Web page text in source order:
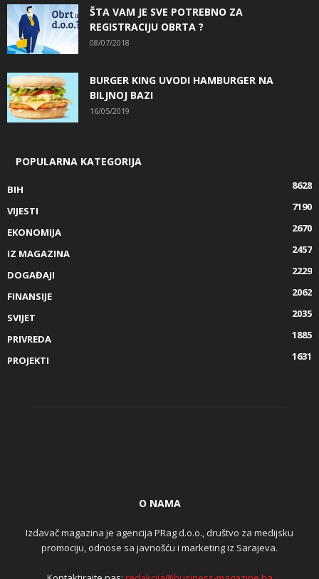
ŠTA VAM JE SVE POTREBNO ZA
REGISTRACIJU OBRTA ?
08/07/2018
BURGER KING UVODI HAMBURGER NA
BILJNOJ BAZI
16/05/2019
POPULARNA KATEGORIJA
BIH
8628
VIJESTI
7190
EKONOMIJA
2670
IZ MAGAZINA
2457
DOGAĐAJI
2229
FINANSIJE
2062
SVIJET
2035
PRIVREDA
1885
PROJEKTI
1631
O NAMA
Izdavač magazina je agencija PRag d.o.o., društvo za medijsku
promociju, odnose sa javnošću i marketing iz Sarajeva.